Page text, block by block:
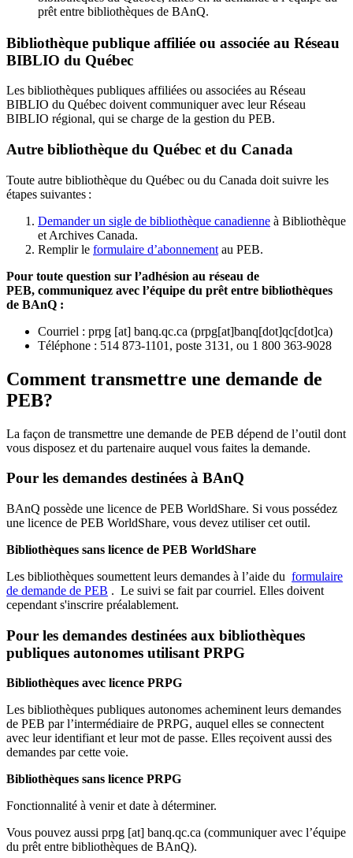
prêt entre bibliothèques de BAnQ.
Bibliothèque publique affiliée ou associée au Réseau
BIBLIO du Québec
Les bibliothèques publiques affiliées ou associées au Réseau
BIBLIO du Québec doivent communiquer avec leur Réseau
BIBLIO régional, qui se charge de la gestion du PEB.
Autre bibliothèque du Québec et du Canada
Toute autre bibliothèque du Québec ou du Canada doit suivre les
étapes suivantes :
Demander un sigle de bibliothèque canadienne à Bibliothèque
et Archives Canada.
Remplir le formulaire d’abonnement au PEB.
Pour toute question sur l’adhésion au réseau de
PEB, communiquez avec l’équipe du prêt entre bibliothèques
de BAnQ :
Courriel : prpg [at] banq.qc.ca (prpg[at]banq[dot]qc[dot]ca)
Téléphone : 514 873-1101, poste 3131, ou 1 800 363-9028
Comment transmettre une demande de
PEB?
La façon de transmettre une demande de PEB dépend de l’outil dont
vous disposez et du partenaire auquel vous faites la demande.
Pour les demandes destinées à BAnQ
BAnQ possède une licence de PEB WorldShare. Si vous possédez
une licence de PEB WorldShare, vous devez utiliser cet outil.
Bibliothèques sans licence de PEB WorldShare
Les bibliothèques soumettent leurs demandes à l’aide du formulaire
de demande de PEB . Le suivi se fait par courriel. Elles doivent
cependant s'inscrire préalablement.
Pour les demandes destinées aux bibliothèques
publiques autonomes utilisant PRPG
Bibliothèques avec licence PRPG
Les bibliothèques publiques autonomes acheminent leurs demandes
de PEB par l’intermédiaire de PRPG, auquel elles se connectent
avec leur identifiant et leur mot de passe. Elles reçoivent aussi des
demandes par cette voie.
Bibliothèques sans licence PRPG
Fonctionnalité à venir et date à déterminer.
Vous pouvez aussi prpg [at] banq.qc.ca (communiquer avec l’équipe
du prêt entre bibliothèques de BAnQ).